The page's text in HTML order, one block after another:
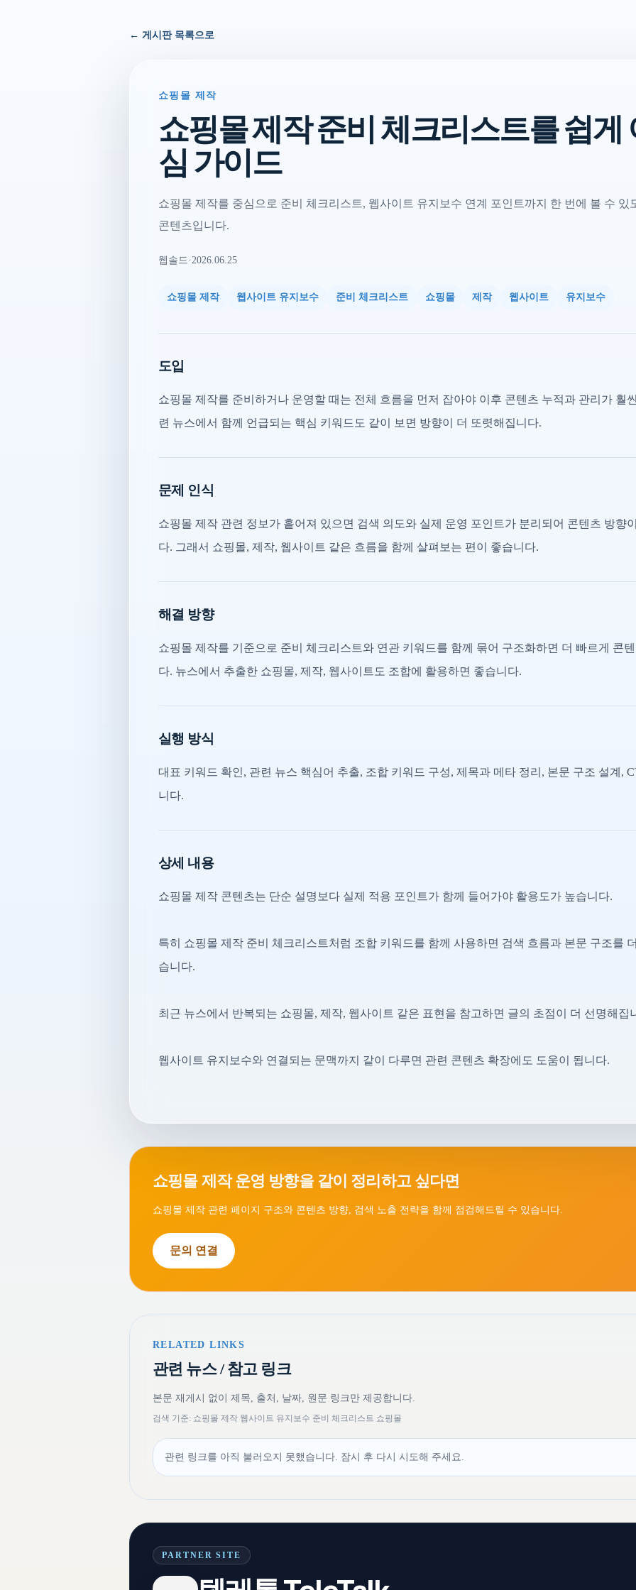
← 게시판 목록으로
쇼핑몰 제작
쇼핑몰 제작 준비 체크리스트를 쉽게
심 가이드
쇼핑몰 제작를 중심으로 준비 체크리스트, 웹사이트 유지보수 연계 포인트까지 한 번에 볼 수 있
콘텐츠입니다.
웹솔드·2026.06.25
쇼핑몰 제작 웹사이트 유지보수 준비 체크리스트 쇼핑몰 제작 웹사이트 유지보수
도입
쇼핑몰 제작를 준비하거나 운영할 때는 전체 흐름을 먼저 잡아야 이후 콘텐츠 누적과 관리가 훨
련 뉴스에서 함께 언급되는 핵심 키워드도 같이 보면 방향이 더 또렷해집니다.
문제 인식
쇼핑몰 제작 관련 정보가 흩어져 있으면 검색 의도와 실제 운영 포인트가 분리되어 콘텐츠 방향
다. 그래서 쇼핑몰, 제작, 웹사이트 같은 흐름을 함께 살펴보는 편이 좋습니다.
해결 방향
쇼핑몰 제작를 기준으로 준비 체크리스트와 연관 키워드를 함께 묶어 구조화하면 더 빠르게 콘
다. 뉴스에서 추출한 쇼핑몰, 제작, 웹사이트도 조합에 활용하면 좋습니다.
실행 방식
대표 키워드 확인, 관련 뉴스 핵심어 추출, 조합 키워드 구성, 제목과 메타 정리, 본문 구조 설계,
니다.
상세 내용
쇼핑몰 제작 콘텐츠는 단순 설명보다 실제 적용 포인트가 함께 들어가야 활용도가 높습니다.
특히 쇼핑몰 제작 준비 체크리스트처럼 조합 키워드를 함께 사용하면 검색 흐름과 본문 구조를
습니다.
최근 뉴스에서 반복되는 쇼핑몰, 제작, 웹사이트 같은 표현을 참고하면 글의 초점이 더 선명해집
웹사이트 유지보수와 연결되는 문맥까지 같이 다루면 관련 콘텐츠 확장에도 도움이 됩니다.
쇼핑몰 제작 운영 방향을 같이 정리하고 싶다면
쇼핑몰 제작 관련 페이지 구조와 콘텐츠 방향, 검색 노출 전략을 함께 점검해드릴 수 있습니다.
문의 연결
RELATED LINKS
관련 뉴스 / 참고 링크
본문 재게시 없이 제목, 출처, 날짜, 원문 링크만 제공합니다.
검색 기준: 쇼핑몰 제작 웹사이트 유지보수 준비 체크리스트 쇼핑몰
관련 링크를 아직 불러오지 못했습니다. 잠시 후 다시 시도해 주세요.
PARTNER SITE